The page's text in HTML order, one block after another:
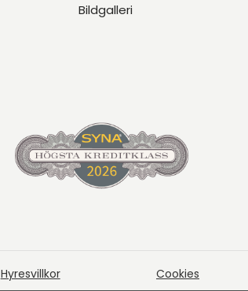
Bildgalleri
Hyresvillkor Cookies